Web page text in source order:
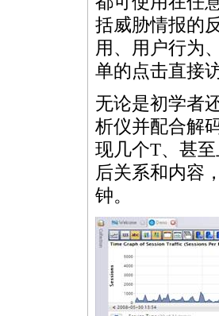
括威胁情报的
用、用户行为
单的点击直接
无论是初学者
析仪并配合解
现几个T、甚
后关系和内容
钟。